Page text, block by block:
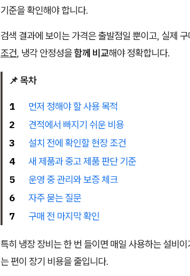
기준을 확인해야 합니다.
검색 결과에 보이는 가격은 출발점일 뿐이고, 실제
조건, 냉각 안정성을함께 비교해야 정확합니다.
📌 목차
1
먼저 정해야 할 사용 목적
2
견적에서 빠지기 쉬운 비용
3
설치 전에 확인할 현장 조건
4
새 제품과 중고 제품 판단 기준
5
운영 중 관리와 보증 체크
6
자주 묻는 질문
7
구매 전 마지막 확인
특히 냉장 장비는 한 번 들이면 매일 사용하는 설비
는 편이 장기 비용을 줄입니다.